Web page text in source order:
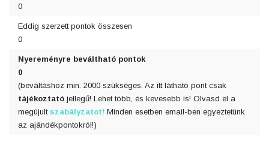
0
Eddig szerzett pontok összesen
0
Nyereményre beváltható pontok
0
(beváltáshoz min. 2000 szükséges. Az itt látható pont csak
tájékoztató jellegű! Lehet több, és kevesebb is! Olvasd el a
megújult szabályzatot! Minden esetben email-ben egyeztetünk
az ajándékpontokról!)